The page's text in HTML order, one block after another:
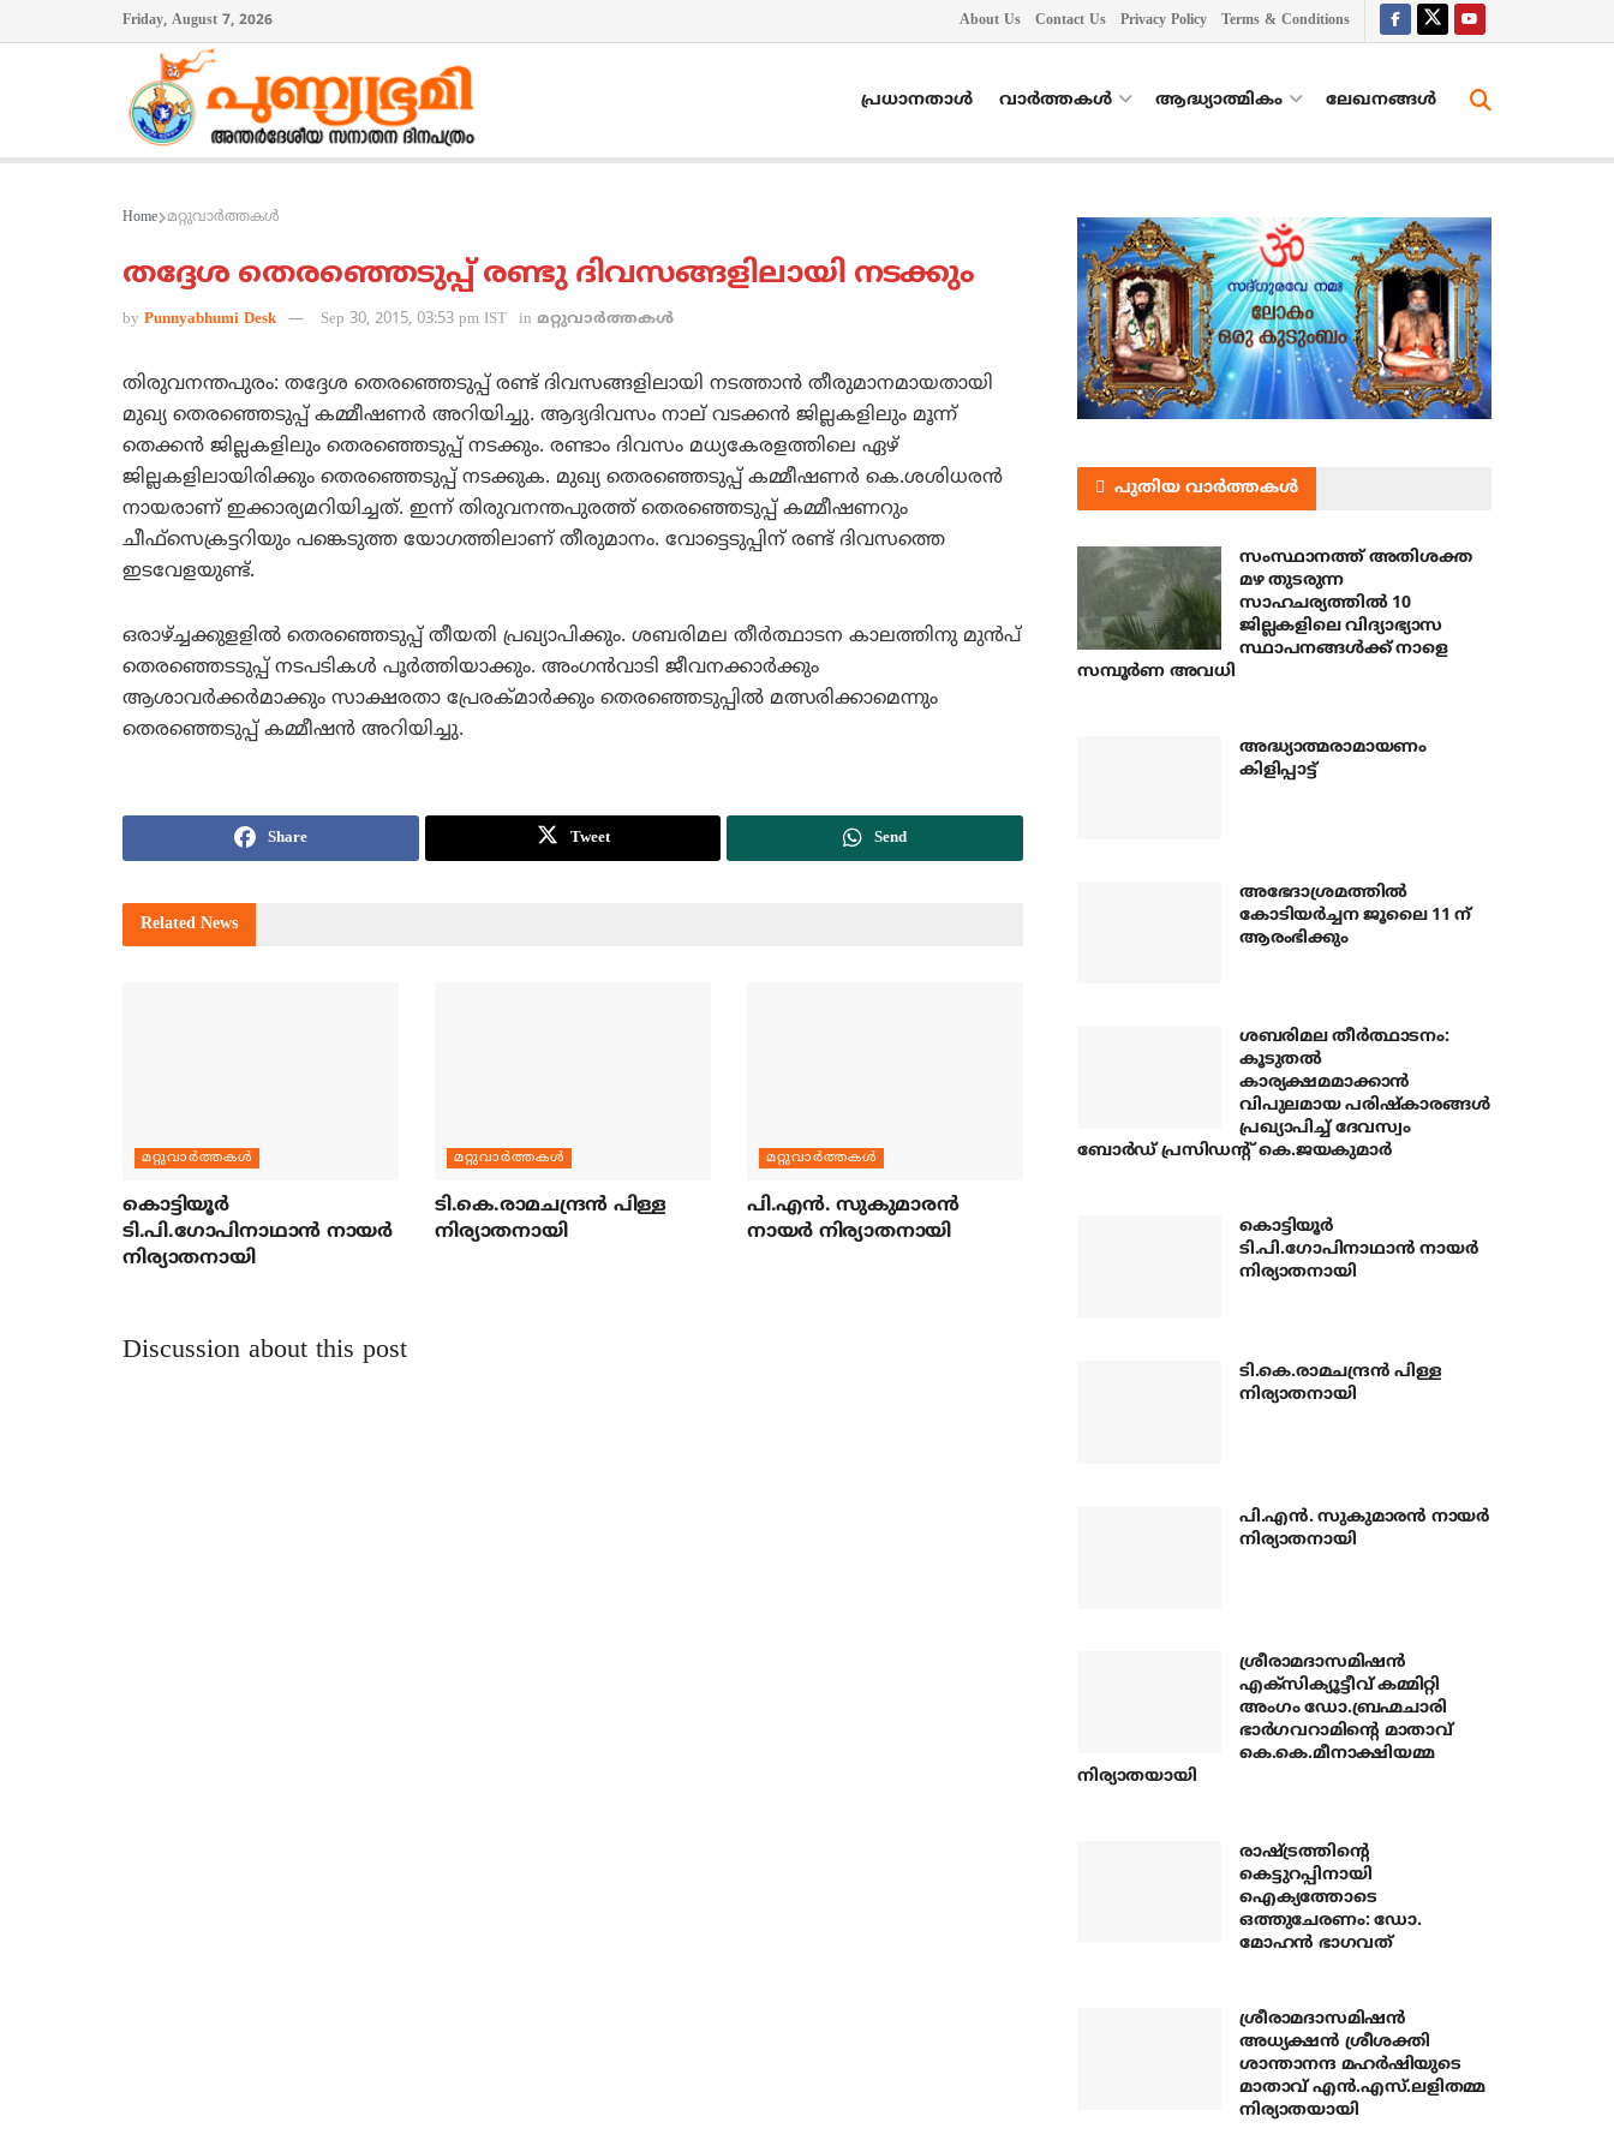
Friday, August 7, 2026 About Us Contact Us Privacy Policy Terms & Conditions
പ്രധാനതാൾ വാർത്തകൾ ആദ്ധ്യാത്മികം ലേഖനങ്ങള്‍
Home മറ്റുവാര്‍ത്തകള്‍
തദ്ദേശ തെരഞ്ഞെടുപ്പ് രണ്ടു ദിവസങ്ങളിലായി നടക്കും
by Punnyabhumi Desk Sep 30, 2015, 03:53 pm IST in മറ്റുവാര്‍ത്തകള്‍
തിരുവനന്തപുരം: തദ്ദേശ തെരഞ്ഞെടുപ്പ് രണ്ട് ദിവസങ്ങളിലായി നടത്താന്‍ തീരുമാനമായതായി
മുഖ്യ തെരഞ്ഞെടുപ്പ് കമ്മീഷണര്‍ അറിയിച്ചു. ആദ്യദിവസം നാല് വടക്കന്‍ ജില്ലകളിലും മൂന്ന്
തെക്കന്‍ ജില്ലകളിലും തെരഞ്ഞെടുപ്പ് നടക്കും. രണ്ടാം ദിവസം മധ്യകേരളത്തിലെ ഏഴ്
ജില്ലകളിലായിരിക്കും തെരഞ്ഞെടുപ്പ് നടക്കുക. മുഖ്യ തെരഞ്ഞെടുപ്പ് കമ്മീഷണര്‍ കെ.ശശിധരന്‍
നായരാണ് ഇക്കാര്യമറിയിച്ചത്. ഇന്ന് തിരുവനന്തപുരത്ത് തെരഞ്ഞെടുപ്പ് കമ്മീഷണറും
ചീഫ്‌സെക്രട്ടറിയും പങ്കെടുത്ത യോഗത്തിലാണ് തീരുമാനം. വോട്ടെടുപ്പിന് രണ്ട് ദിവസത്തെ
ഇടവേളയുണ്ട്.
ഒരാഴ്ച്ചക്കുളളില്‍ തെരഞ്ഞെടുപ്പ് തീയതി പ്രഖ്യാപിക്കും. ശബരിമല തീര്‍ത്ഥാടന കാലത്തിനു മുന്‍പ്
തെരഞ്ഞെടടുപ്പ് നടപടികള്‍ പൂര്‍ത്തിയാക്കും. അംഗന്‍വാടി ജീവനക്കാര്‍ക്കും
ആശാവര്‍ക്കര്‍മാക്കും സാക്ഷരതാ പ്രേരക്മാര്‍ക്കും തെരഞ്ഞെടുപ്പില്‍ മത്സരിക്കാമെന്നും
തെരഞ്ഞെടുപ്പ് കമ്മീഷന്‍ അറിയിച്ചു.
Share Tweet Send
Related News
മറ്റുവാര്‍ത്തകള്‍
കൊട്ടിയൂര്‍
ടി.പി.ഗോപിനാഥാന്‍ നായര്‍
നിര്യാതനായി
മറ്റുവാര്‍ത്തകള്‍
ടി.കെ.രാമചന്ദ്രന്‍ പിള്ള
നിര്യാതനായി
മറ്റുവാര്‍ത്തകള്‍
പി.എന്‍. സുകുമാരന്‍
നായര്‍ നിര്യാതനായി
Discussion about this post
പുതിയ വാർത്തകൾ
സംസ്ഥാനത്ത് അതിശക്ത
മഴ തുടരുന്ന
സാഹചര്യത്തിൽ 10
ജില്ലകളിലെ വിദ്യാഭ്യാസ
സ്ഥാപനങ്ങൾക്ക് നാളെ
സമ്പൂർണ അവധി
അദ്ധ്യാത്മരാമായണം
കിളിപ്പാട്ട്
അഭേദാശ്രമത്തില്‍
കോടിയര്‍ച്ചന ജൂലൈ 11 ന്
ആരംഭിക്കും
ശബരിമല തീര്‍ത്ഥാടനം:
കൂടുതല്‍
കാര്യക്ഷമമാക്കാന്‍
വിപുലമായ പരിഷ്‌കാരങ്ങള്‍
പ്രഖ്യാപിച്ച് ദേവസ്വം
ബോര്‍ഡ് പ്രസിഡന്റ് കെ.ജയകുമാര്‍
കൊട്ടിയൂര്‍
ടി.പി.ഗോപിനാഥാന്‍ നായര്‍
നിര്യാതനായി
ടി.കെ.രാമചന്ദ്രന്‍ പിള്ള
നിര്യാതനായി
പി.എന്‍. സുകുമാരന്‍ നായര്‍
നിര്യാതനായി
ശ്രീരാമദാസമിഷന്‍
എക്‌സിക്യൂട്ടീവ് കമ്മിറ്റി
അംഗം ഡോ.ബ്രഹ്മചാരി
ഭാര്‍ഗവറാമിന്റെ മാതാവ്
കെ.കെ.മീനാക്ഷിയമ്മ
നിര്യാതയായി
രാഷ്ട്രത്തിന്റെ
കെട്ടുറപ്പിനായി
ഐക്യത്തോടെ
ഒത്തുചേരണം: ഡോ.
മോഹന്‍ ഭാഗവത്
ശ്രീരാമദാസമിഷന്‍
അധ്യക്ഷന്‍ ശ്രീശക്തി
ശാന്താനന്ദ മഹര്‍ഷിയുടെ
മാതാവ് എന്‍.എസ്.ലളിതമ്മ
നിര്യാതയായി